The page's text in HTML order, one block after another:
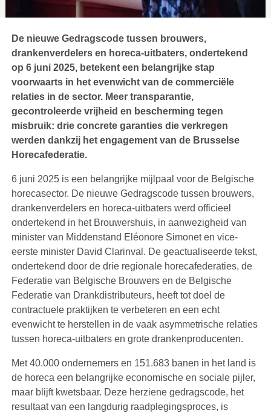
De nieuwe Gedragscode tussen brouwers,
drankenverdelers en horeca-uitbaters, ondertekend
op 6 juni 2025, betekent een belangrijke stap
voorwaarts in het evenwicht van de commerciële
relaties in de sector. Meer transparantie,
gecontroleerde vrijheid en bescherming tegen
misbruik: drie concrete garanties die verkregen
werden dankzij het engagement van de Brusselse
Horecafederatie.
6 juni 2025 is een belangrijke mijlpaal voor de Belgische
horecasector. De nieuwe Gedragscode tussen brouwers,
drankenverdelers en horeca-uitbaters werd officieel
ondertekend in het Brouwershuis, in aanwezigheid van
minister van Middenstand Eléonore Simonet en vice-
eerste minister David Clarinval. De geactualiseerde tekst,
ondertekend door de drie regionale horecafederaties, de
Federatie van Belgische Brouwers en de Belgische
Federatie van Drankdistributeurs, heeft tot doel de
contractuele praktijken te verbeteren en een echt
evenwicht te herstellen in de vaak asymmetrische relaties
tussen horeca-uitbaters en grote drankenproducenten.
Met 40.000 ondernemers en 151.683 banen in het land is
de horeca een belangrijke economische en sociale pijler,
maar blijft kwetsbaar. Deze herziene gedragscode, het
resultaat van een langdurig raadplegingsproces, is